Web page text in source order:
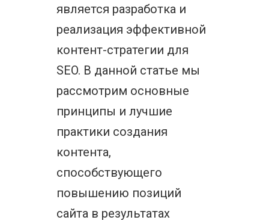
является разработка и
реализация эффективной
контент-стратегии для
SEO. В данной статье мы
рассмотрим основные
принципы и лучшие
практики создания
контента,
способствующего
повышению позиций
сайта в результатах